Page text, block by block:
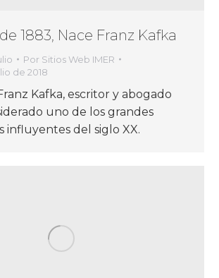
1883, Nace Franz Kafka
Por Sitios Web IMER
de 2018
Kafka, escritor y abogado
uno de los grandes
influyentes del siglo XX.